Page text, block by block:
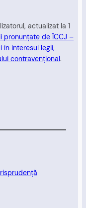
actualizat la 1
pronunțate de ÎCCJ –
interesul legii,
contravențional.